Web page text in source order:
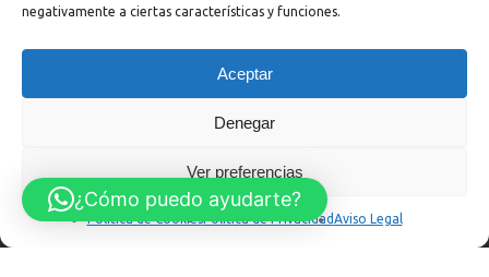
negativamente a ciertas características y funciones.
Aceptar
Denegar
Ver preferencias
Política de CookiesPolítica de PrivacidadAviso Legal
:+34 985 313 029
:taller
Aviso Legal
¿Cómo puedo ayudarte?